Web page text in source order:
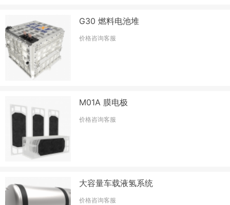
G30 燃料电池堆
价格咨询客服
M01A 膜电极
价格咨询客服
大容量车载液氢系统
价格咨询客服